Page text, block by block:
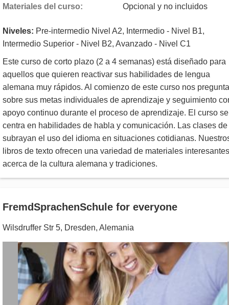
Materiales del curso
Opcional y no incluidos
Niveles: Pre-intermedio Nivel A2, Intermedio - Nivel B1,
Intermedio Superior - Nivel B2, Avanzado - Nivel C1
Este curso de corto plazo (2 a 4 semanas) está diseñado para
aquellos que quieren reactivar sus habilidades de lengua
alemana muy rápidos. Al comienzo de este curso nos
sobre sus metas individuales de aprendizaje y seguimiento
apoyo continuo durante el proceso de aprendizaje. El curso se
centra en habilidades de habla y comunicación. Las clases de
subrayan el uso del idioma en situaciones cotidianas.
libros de texto ofrecen una variedad de materiales interesantes
acerca de la cultura alemana y tradiciones.
FremdSprachenSchule for everyone
Wilsdruffer Str 5, Dresden, Alemania